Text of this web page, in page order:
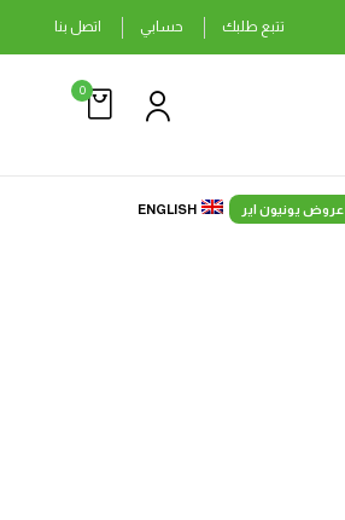
تتبع طلبك حسابي اتصل بنا
0
عروض يونيون اير ENGLISH